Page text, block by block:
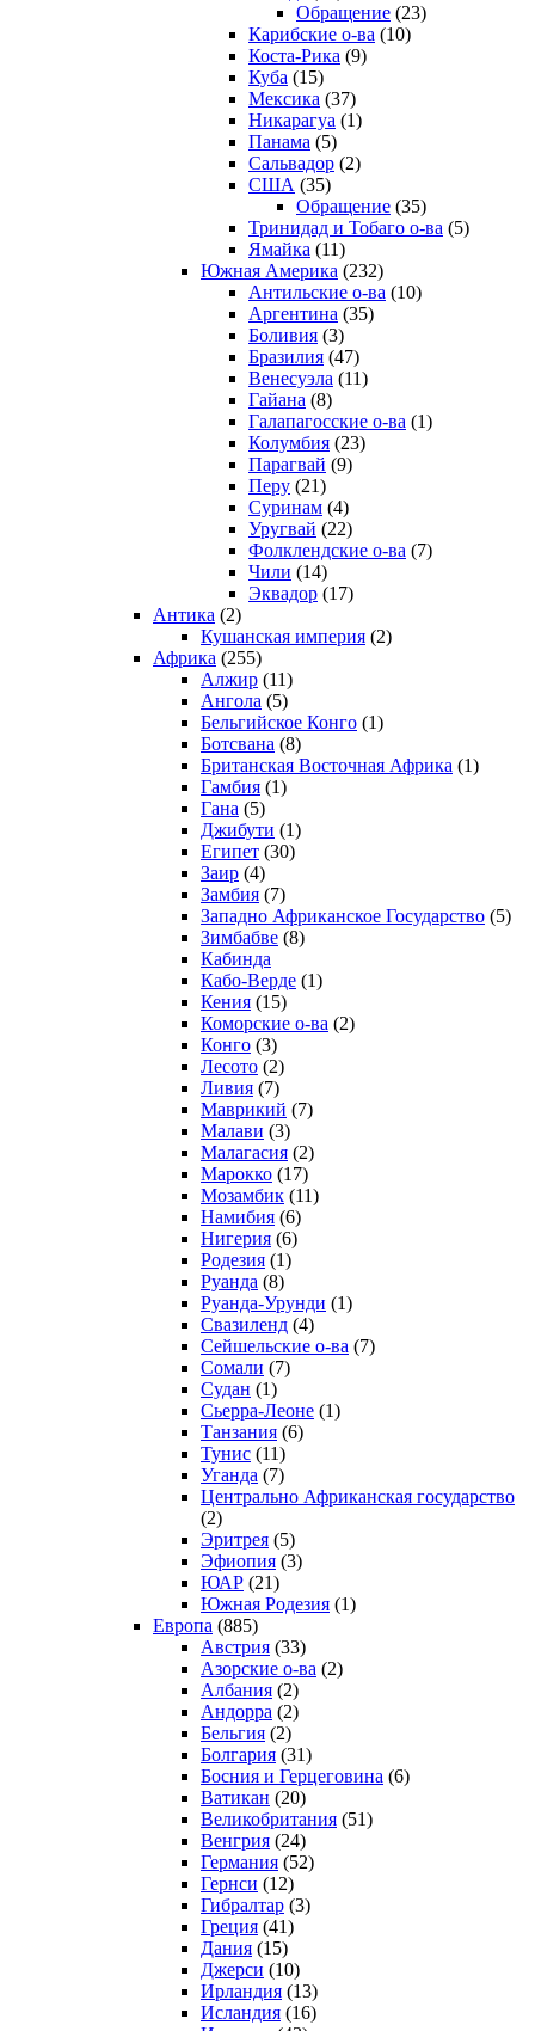
Обращение (23)
Карибские о-ва (10)
Коста-Рика (9)
Куба (15)
Мексика (37)
Никарагуа (1)
Панама (5)
Сальвадор (2)
США (35)
Обращение (35)
Тринидад и Тобаго о-ва (5)
Ямайка (11)
Южная Америка (232)
Антильские о-ва (10)
Аргентина (35)
Боливия (3)
Бразилия (47)
Венесуэла (11)
Гайана (8)
Галапагосские о-ва (1)
Колумбия (23)
Парагвай (9)
Перу (21)
Суринам (4)
Уругвай (22)
Фолклендские о-ва (7)
Чили (14)
Эквадор (17)
Антика (2)
Кушанская империя (2)
Африка (255)
Алжир (11)
Ангола (5)
Бельгийское Конго (1)
Ботсвана (8)
Британская Восточная Африка (1)
Гамбия (1)
Гана (5)
Джибути (1)
Египет (30)
Заир (4)
Замбия (7)
Западно Африканское Государство (5)
Зимбабве (8)
Кабинда
Кабо-Верде (1)
Кения (15)
Коморские о-ва (2)
Конго (3)
Лесото (2)
Ливия (7)
Маврикий (7)
Малави (3)
Малагасия (2)
Марокко (17)
Мозамбик (11)
Намибия (6)
Нигерия (6)
Родезия (1)
Руанда (8)
Руанда-Урунди (1)
Свазиленд (4)
Сейшельские о-ва (7)
Сомали (7)
Судан (1)
Сьерра-Леоне (1)
Танзания (6)
Тунис (11)
Уганда (7)
Центрально Африканская государство
(2)
Эритрея (5)
Эфиопия (3)
ЮАР (21)
Южная Родезия (1)
Европа (885)
Австрия (33)
Азорские о-ва (2)
Албания (2)
Андорра (2)
Бельгия (2)
Болгария (31)
Босния и Герцеговина (6)
Ватикан (20)
Великобритания (51)
Венгрия (24)
Германия (52)
Гернси (12)
Гибралтар (3)
Греция (41)
Дания (15)
Джерси (10)
Ирландия (13)
Исландия (16)